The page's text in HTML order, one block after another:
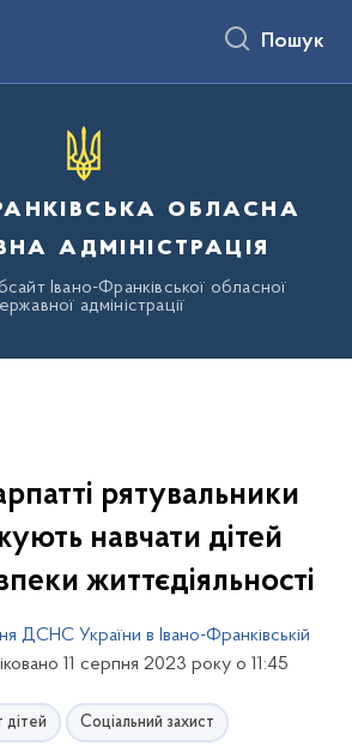
Пошук
обласна
адміністрація
Івано-Франківської обласної
адміністрації
рятувальники
навчати дітей
життєдіяльності
ДСНС України в Івано-Франківській
11 серпня 2023 року о 11:45
дітей Соціальний захист